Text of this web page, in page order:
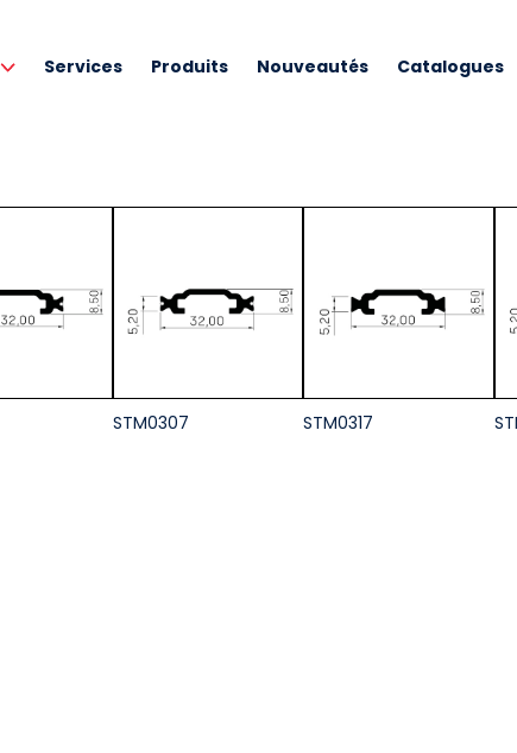
Services Produits Nouveautés Catalogues
STM0307 STM0317